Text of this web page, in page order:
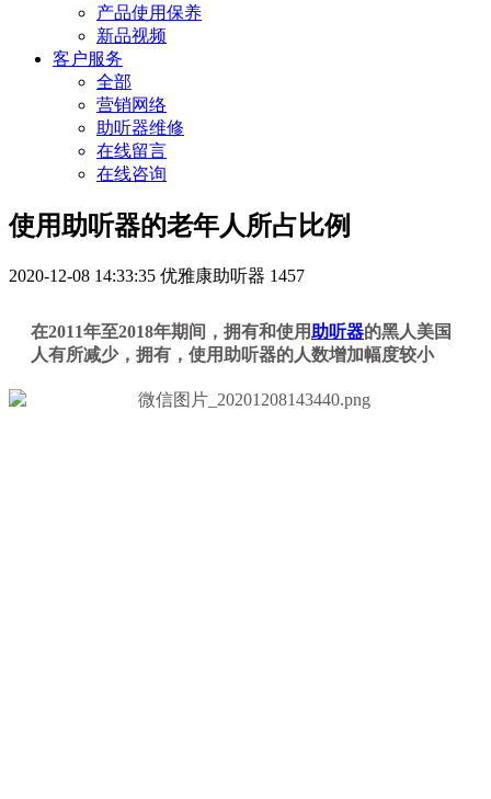
产品使用保养
新品视频
客户服务
全部
营销网络
助听器维修
在线留言
在线咨询
使用助听器的老年人所占比例
2020-12-08 14:33:35 优雅康助听器 1457
在2011年至2018年期间，拥有和使用助听器的黑人美国
人有所减少，拥有，使用助听器的人数增加幅度较小